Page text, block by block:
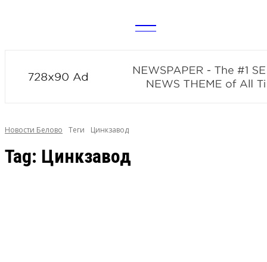
news
Новости Белово Теги Цинкзавод
Tag: Цинкзавод